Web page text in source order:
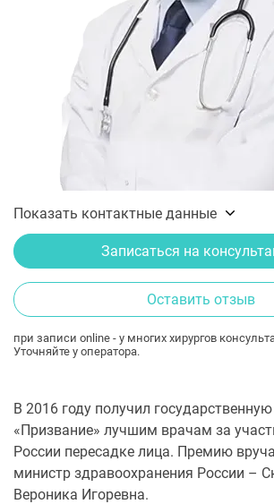
Показать контактные данные
Записаться на
Оставить отзыв
при записи online - у многих хирургов
Уточняйте у оператора.
В 2016 году получил
«Призвание» лучшим врачам за
России пересадке лица. Премию
министр здравоохранения России –
Вероника Игоревна.